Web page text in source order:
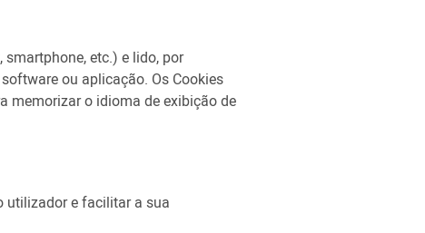
etc.) e lido, por
ou aplicação. Os Cookies
memorizar o idioma de exibição de
utilizador e facilitar a sua